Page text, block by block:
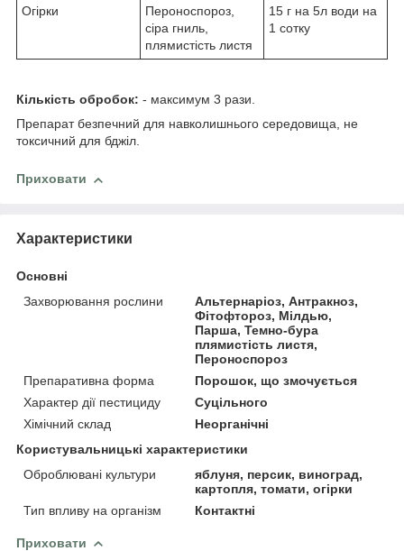
Огірки
Пероноспороз,
сіра гниль,
плямистість листя
15 г на 5л води на
1 сотку
Кількість обробок: - максимум 3 рази.
Препарат безпечний для навколишнього середовища, не
токсичний для бджіл.
Приховати
Характеристики
Основні
Захворювання рослини
Альтернаріоз, Антракноз,
Фітофтороз, Мілдью,
Парша, Темно-бура
плямистість листя,
Пероноспороз
Препаративна форма
Порошок, що змочується
Характер дії пестициду
Суцільного
Хімічний склад
Неорганічні
Користувальницькі характеристики
Оброблювані культури
яблуня, персик, виноград,
картопля, томати, огірки
Тип впливу на організм
Контактні
Приховати